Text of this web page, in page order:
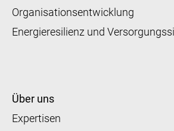
Organisationsentwicklung
Energieresilienz und
Über uns
Expertisen